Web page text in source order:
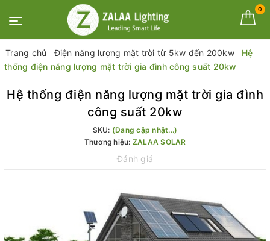
0
Trang chủ Điện năng lượng mặt trời từ 5kw đến 200kw
Hệ
thống điện năng lượng mặt trời gia đình công suất 20kw
Hệ thống điện năng lượng mặt trời gia đình
công suất 20kw
SKU: (Đang cập nhật...)
Thương hiệu: ZALAA SOLAR
Đánh giá